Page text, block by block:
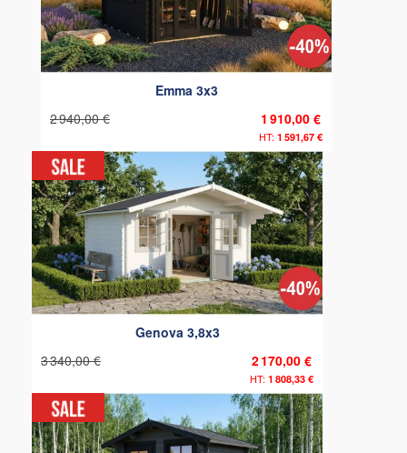
Emma 3x3
1 910,00 €
1 591,67 €
2 940,00 €
Genova 3,8x3
2 170,00 €
1 808,33 €
3 340,00 €